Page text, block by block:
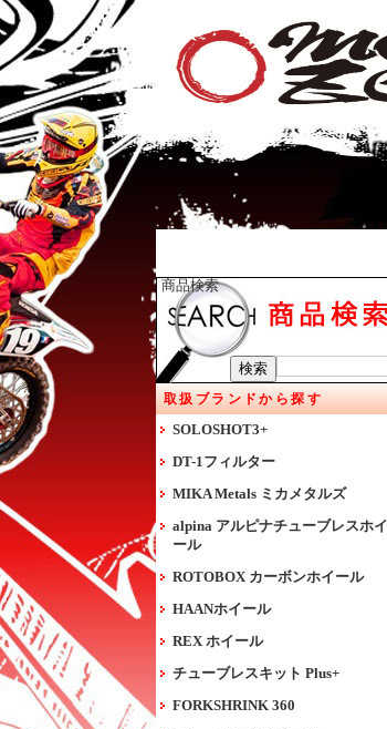
商品検索
取扱ブランドから探す
SOLOSHOT3+
DT-1フィルター
MIKA Metals ミカメタルズ
alpina アルピナチューブレスホイ
ール
ROTOBOX カーボンホイール
HAANホイール
REX ホイール
チューブレスキット Plus+
FORKSHRINK 360